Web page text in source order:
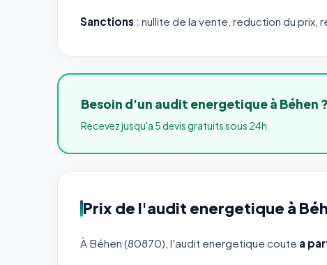
Sanctions : nullite de la vente, reduction du prix,
Besoin d'un audit energetique à Béhen ?
Recevez jusqu'a 5 devis gratuits sous 24h.
Prix de l'audit energetique à
À Béhen (80870), l'audit energetique coute a